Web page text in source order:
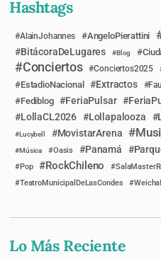
Hashtags
AlainJohannes AngeloPierattini
BitácoraDeLugares Blog
Conciertos Conciertos2025
EstadioNacional Extractos
Fediblog FeriaPulsar
LollaCL2026
Lollapalooza
Lucybell
MovistarArena
Música Oasis Panamá
Pop
RockChileno
TeatroMunicipalDeLasCondes
Lo Más Reciente